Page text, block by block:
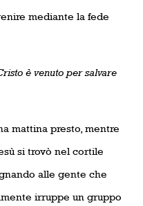
mediante la fede
è venuto per salvare
mattina presto, mentre
si trovò nel cortile
alle gente che
irruppe un gruppo